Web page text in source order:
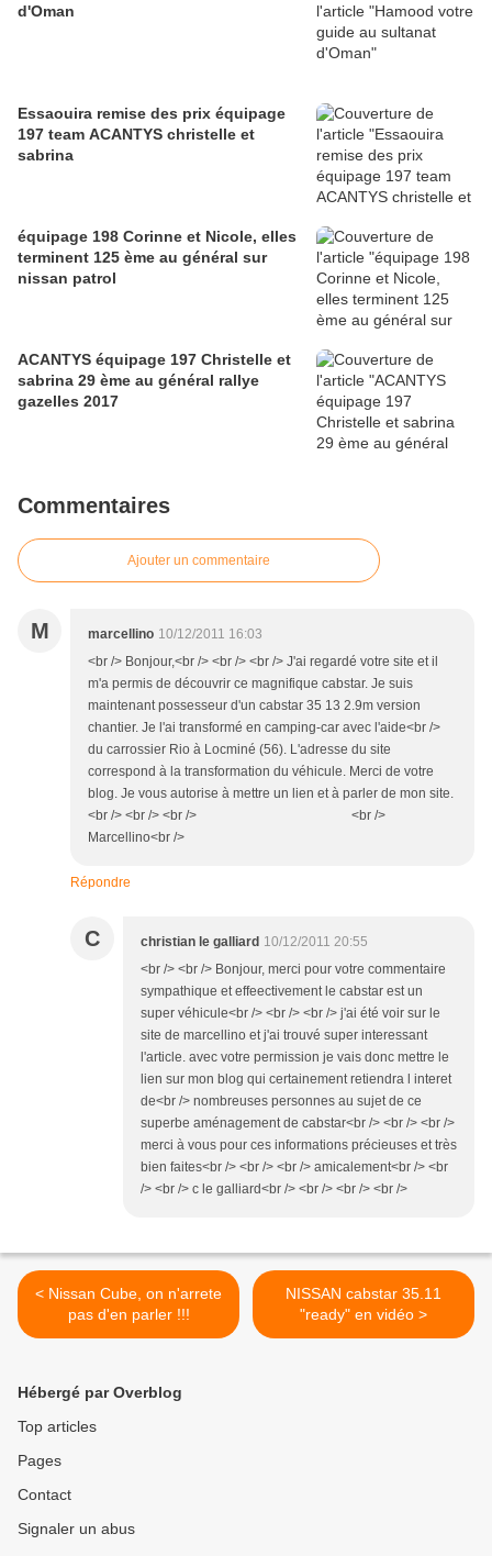
d'Oman
Essaouira remise des prix équipage
197 team ACANTYS christelle et
sabrina
équipage 198 Corinne et Nicole, elles
terminent 125 ème au général sur
nissan patrol
ACANTYS équipage 197 Christelle et
sabrina 29 ème au général rallye
gazelles 2017
Commentaires
Ajouter un commentaire
M marcellino 10/12/2011 16:03
<br /> Bonjour,<br /> <br /> <br /> J'ai regardé votre site et il
m'a permis de découvrir ce magnifique cabstar. Je suis
maintenant possesseur d'un cabstar 35 13 2.9m version
chantier. Je l'ai transformé en camping-car avec l'aide<br />
du carrossier Rio à Locminé (56). L'adresse du site
correspond à la transformation du véhicule. Merci de votre
blog. Je vous autorise à mettre un lien et à parler de mon site.
<br /> <br /> <br /> <br />
Marcellino<br />
Répondre
C christian le galliard 10/12/2011 20:55
<br /> <br /> Bonjour, merci pour votre commentaire
sympathique et effeectivement le cabstar est un
super véhicule<br /> <br /> <br /> j'ai été voir sur le
site de marcellino et j'ai trouvé super interessant
l'article. avec votre permission je vais donc mettre le
lien sur mon blog qui certainement retiendra l interet
de<br /> nombreuses personnes au sujet de ce
superbe aménagement de cabstar<br /> <br /> <br />
merci à vous pour ces informations précieuses et très
bien faites<br /> <br /> <br /> amicalement<br /> <br
/> <br /> c le galliard<br /> <br /> <br /> <br />
< Nissan Cube, on n'arrete
pas d'en parler !!!
NISSAN cabstar 35.11
"ready" en vidéo >
Hébergé par Overblog
Top articles
Pages
Contact
Signaler un abus